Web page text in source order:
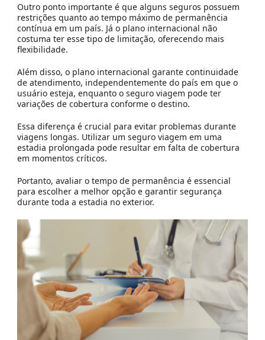
Outro ponto importante é que alguns seguros possuem
restrições quanto ao tempo máximo de permanência
contínua em um país. Já o plano internacional não
costuma ter esse tipo de limitação, oferecendo mais
flexibilidade.
Além disso, o plano internacional garante continuidade
de atendimento, independentemente do país em que o
usuário esteja, enquanto o seguro viagem pode ter
variações de cobertura conforme o destino.
Essa diferença é crucial para evitar problemas durante
viagens longas. Utilizar um seguro viagem em uma
estadia prolongada pode resultar em falta de cobertura
em momentos críticos.
Portanto, avaliar o tempo de permanência é essencial
para escolher a melhor opção e garantir segurança
durante toda a estadia no exterior.